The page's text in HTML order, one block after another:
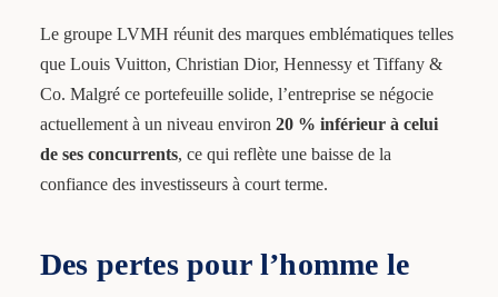
Le groupe LVMH réunit des marques emblématiques telles
que Louis Vuitton, Christian Dior, Hennessy et Tiffany &
Co. Malgré ce portefeuille solide, l’entreprise se négocie
actuellement à un niveau environ 20 % inférieur à celui
de ses concurrents, ce qui reflète une baisse de la
confiance des investisseurs à court terme.
Des pertes pour l’homme le